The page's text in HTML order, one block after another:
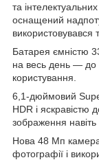
та
оснащений
використовувався
Батарея ємністю
на весь день — до
користування.
6,1-дюймовий
HDR і яскравістю
зображення навіть
Нова 48 Мп камера
фотографії і